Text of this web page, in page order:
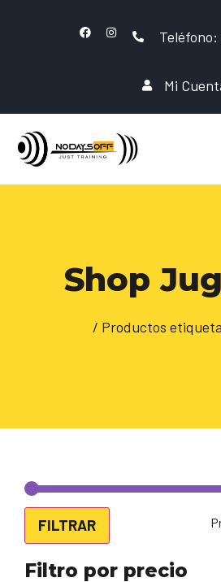
Teléfono:
Mi
Shop
/ Productos
FILTRAR
Filtro por precio